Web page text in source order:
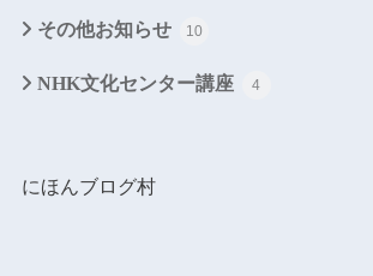
その他お知らせ 10
NHK文化センター講座 4
にほんブログ村